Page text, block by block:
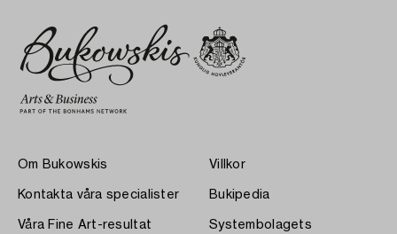
Om Bukowskis
Kontakta våra specialister
Våra Fine Art-resultat
Villkor
Bukipedia
Systembolagets